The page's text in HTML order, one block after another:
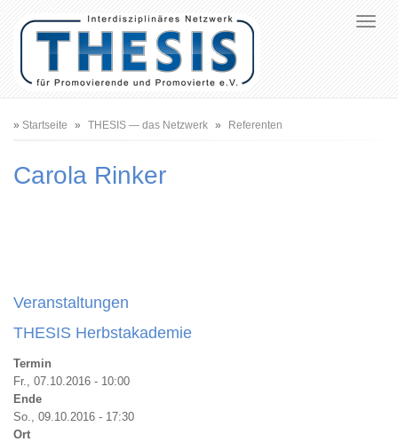
Pfadnavigation
Startseite THESIS — das Netzwerk Referenten
Carola Rinker
Veranstaltungen
THESIS Herbstakademie
Termin
Fr., 07.10.2016 - 10:00
Ende
So., 09.10.2016 - 17:30
Ort